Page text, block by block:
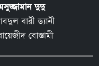
দুদু
বারী ড্যানী
বোস্তামী